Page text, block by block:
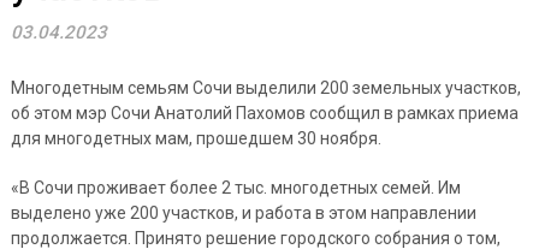
03.04.2023
Многодетным семьям Сочи выделили 200 земельных участков,
об этом мэр Сочи Анатолий Пахомов сообщил в рамках приема
для многодетных мам, прошедшем 30 ноября.
«В Сочи проживает более 2 тыс. многодетных семей. Им
выделено уже 200 участков, и работа в этом направлении
продолжается. Принято решение городского собрания о том,